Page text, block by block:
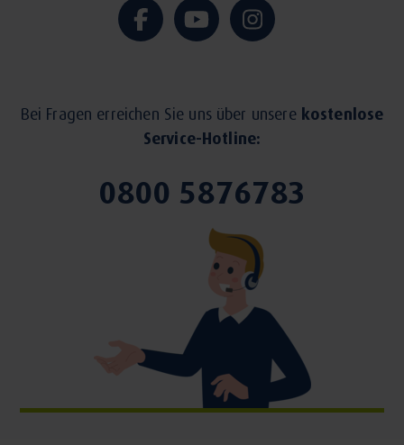
Bei Fragen erreichen Sie uns über unsere kostenlose
Service-Hotline:
0800 5876783